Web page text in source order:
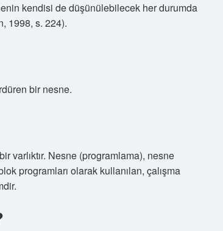
kendisi de düşünülebilecek her durumda
1998, s. 224).
bir nesne.
varlıktır. Nesne (programlama), nesne
programları olarak kullanılan, çalışma